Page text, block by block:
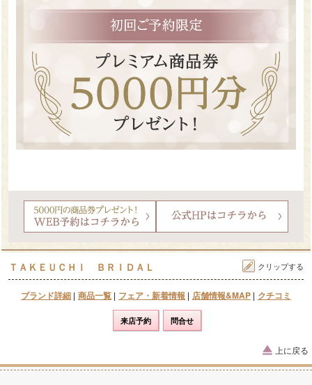
ＴＡＫＥＵＣＨＩ ＢＲＩＤＡＬ クリップする
ブランド詳細 | 商品一覧 | フェア・新着情報 | 店舗情報&MAP | クチコミ
来店予約 問合せ
上に戻る